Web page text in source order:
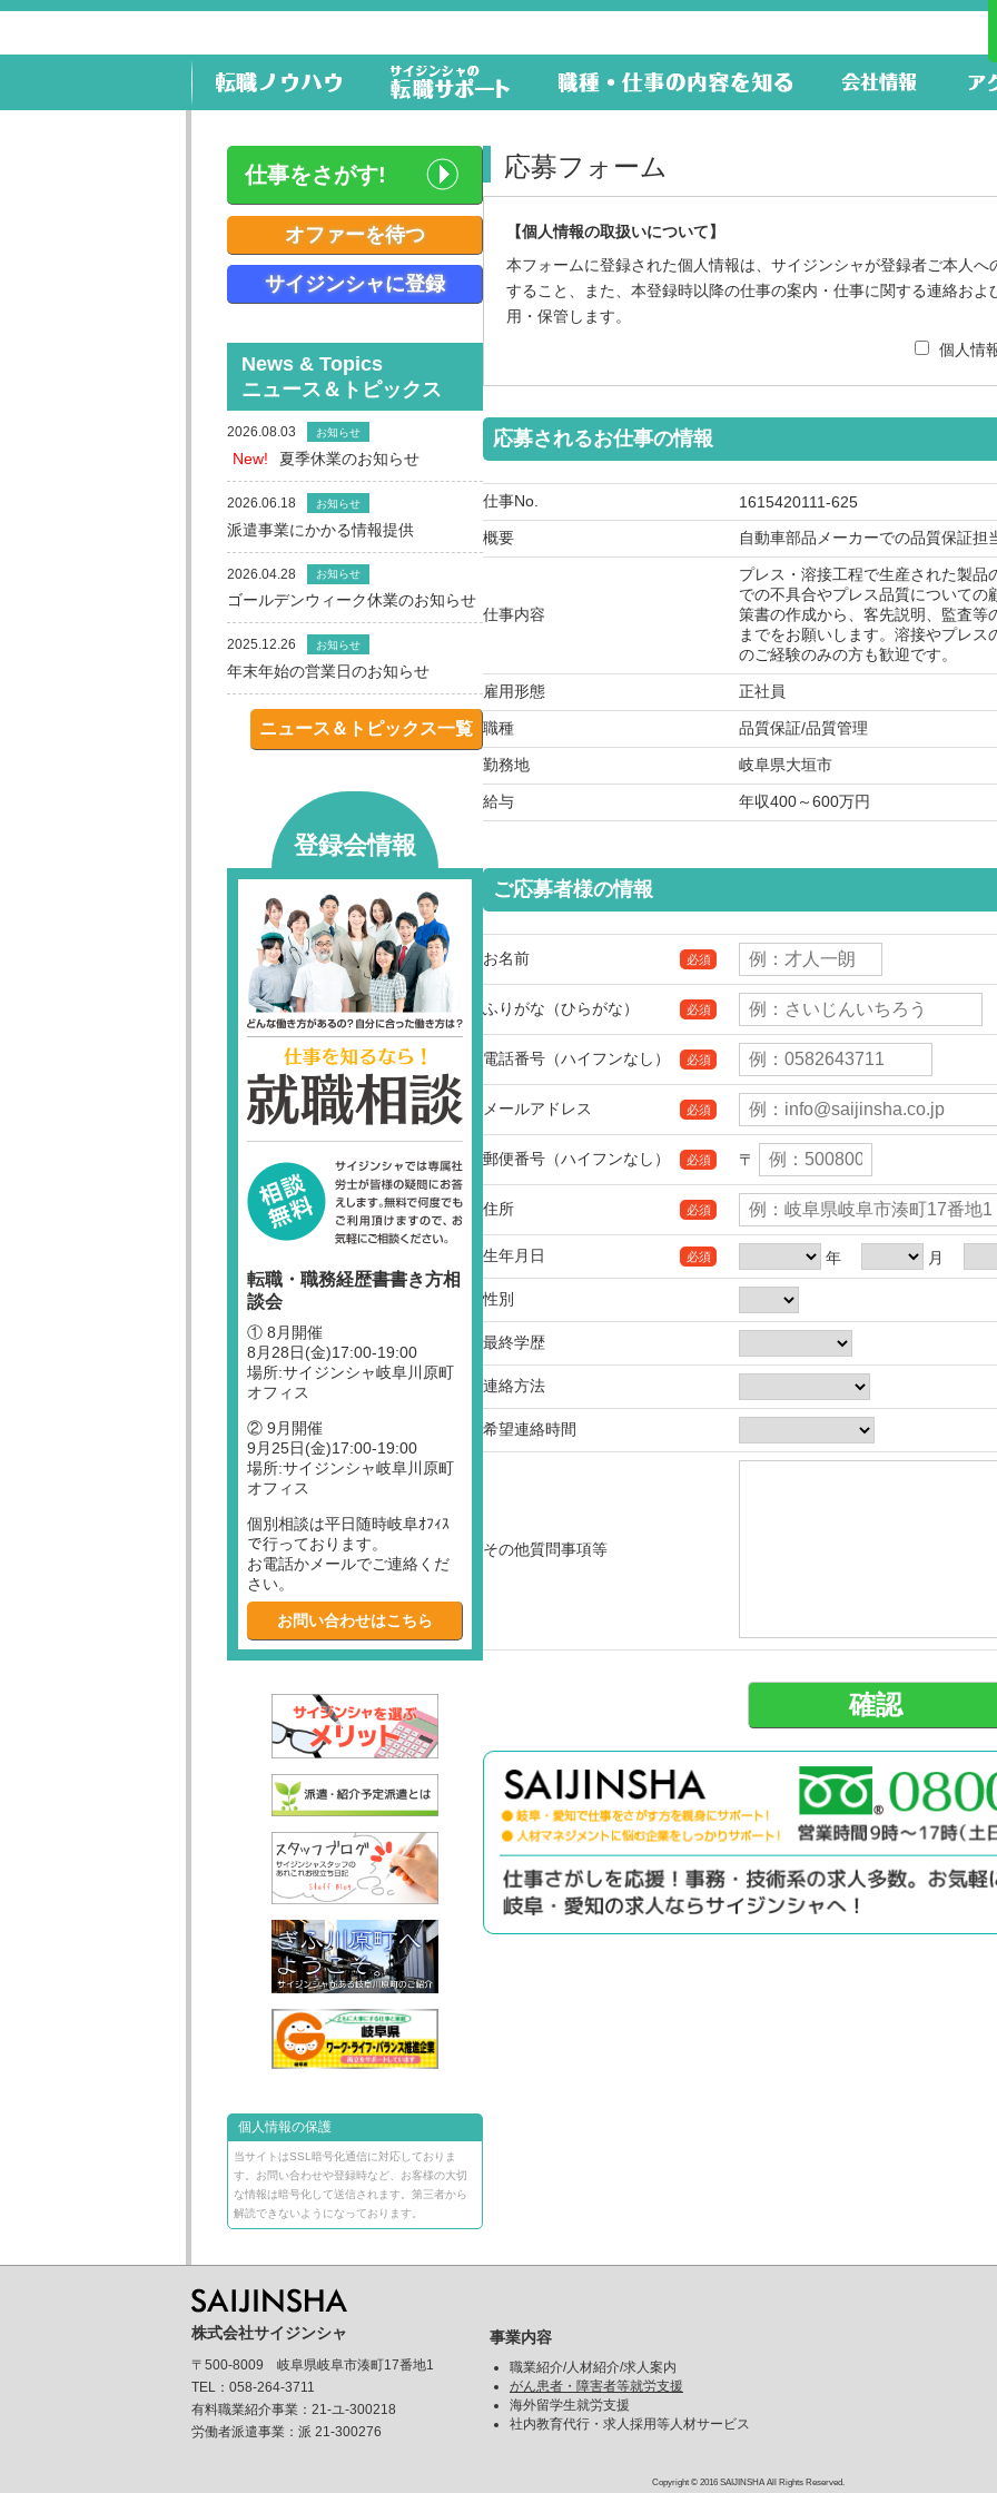
応募フォーム
【個人情報の取扱いについて】
本フォームに登録された個人情報は、サイジンシャが登録者ご本人
すること、また、本登録時以降の仕事の案内・仕事に関する連絡お
用・保管します。
個人情
応募されるお仕事の情報
仕事No.
1615420111-625
概要
自動車部品メーカーでの品質保証担
仕事内容
プレス・溶接工程で生産された製
での不具合やプレス品質について
策書の作成から、客先説明、監査等
までをお願いします。溶接やプレ
のご経験のみの方も歓迎です。
雇用形態 正社員
職種 品質保証/品質管理
勤務地 岐阜県大垣市
給与 年収400～600万円
ご応募者様の情報
お名前 必須
ふりがな（ひらがな） 必須
電話番号（ハイフンなし） 必須
メールアドレス 必須
郵便番号（ハイフンなし） 必須 〒
住所 必須
生年月日 必須 年 月
性別
最終学歴
連絡方法
希望連絡時間
その他質問事項等
仕事をさがす!
オファーを待つ
サイジンシャに登録
News & Topics
ニュース＆トピックス
2026.08.03 お知らせ
New! 夏季休業のお知らせ
2026.06.18 お知らせ
派遣事業にかかる情報提供
2026.04.28 お知らせ
ゴールデンウィーク休業のお知らせ
2025.12.26 お知らせ
年末年始の営業日のお知らせ
ニュース＆トピックス一覧
登録会情報
転職・職務経歴書書き方相
談会
① 8月開催
8月28日(金)17:00-19:00
場所:サイジンシャ岐阜川原町
オフィス
② 9月開催
9月25日(金)17:00-19:00
場所:サイジンシャ岐阜川原町
オフィス
個別相談は平日随時岐阜ｵﾌｨｽ
で行っております。
お電話かメールでご連絡くだ
さい。
お問い合わせはこちら
個人情報の保護
当サイトはSSL暗号化通信に対応しておりま
す。お問い合わせや登録時など、お客様の大切
な情報は暗号化して送信されます。第三者から
解読できないようになっております。
株式会社サイジンシャ
〒500-8009 岐阜県岐阜市湊町17番地1
TEL：058-264-3711
有料職業紹介事業：21-ユ-300218
労働者派遣事業：派 21-300276
事業内容
職業紹介/人材紹介/求人案内
がん患者・障害者等就労支援
海外留学生就労支援
社内教育代行・求人採用等人材サービス
Copyright © 2016 SAIJINSHA All Rights Reserved.